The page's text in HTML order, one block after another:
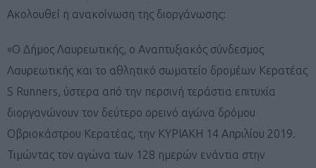
Ακολουθεί η ανακοίνωση της διοργάνωσης:
«Ο Δήμος Λαυρεωτικής, ο Αναπτυξιακός σύνδεσμος
Λαυρεωτικής και το αθλητικό σωματείο δρομέων Κερατέας
S Runners, ύστερα από την περσινή τεράστια επιτυχία
διοργανώνουν τον δεύτερο ορεινό αγώνα δρόμου
Οβριοκάστρου Κερατέας, την ΚΥΡΙΑΚΗ 14 Απριλίου 2019.
Τιμώντας τον αγώνα των 128 ημερών ενάντια στην